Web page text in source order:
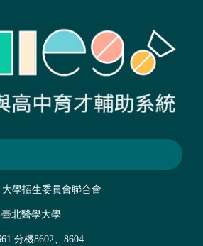
學招生委員會聯合會
北醫學大學
分機8602、8604